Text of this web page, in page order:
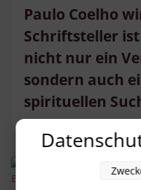
Paulo Coelho
Schriftsteller
nicht nur ein
sondern auch
spirituellen